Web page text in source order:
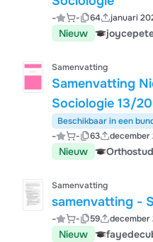
- - 64 januari
Nieuw
Samenvatting
Samenvatting
Sociologie 13/
Beschikbaar in een
- - 63 december
Nieuw
Samenvatting
- - 59 december
Nieuw